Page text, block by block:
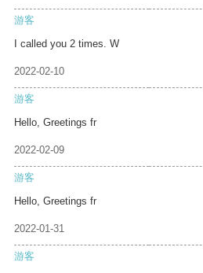
游客
I called you 2 times. W
2022-02-10
游客
Hello, Greetings fr
2022-02-09
游客
Hello, Greetings fr
2022-01-31
游客